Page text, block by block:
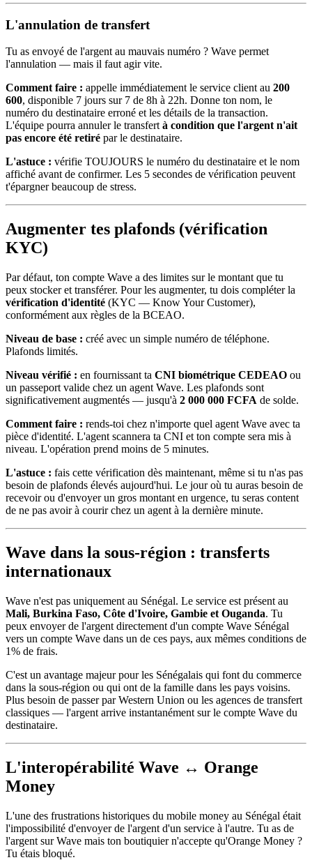
L'annulation de transfert
Tu as envoyé de l'argent au mauvais numéro ? Wave permet
l'annulation — mais il faut agir vite.
Comment faire : appelle immédiatement le service client au 200
600, disponible 7 jours sur 7 de 8h à 22h. Donne ton nom, le
numéro du destinataire erroné et les détails de la transaction.
L'équipe pourra annuler le transfert à condition que l'argent n'ait
pas encore été retiré par le destinataire.
L'astuce : vérifie TOUJOURS le numéro du destinataire et le nom
affiché avant de confirmer. Les 5 secondes de vérification peuvent
t'épargner beaucoup de stress.
Augmenter tes plafonds (vérification
KYC)
Par défaut, ton compte Wave a des limites sur le montant que tu
peux stocker et transférer. Pour les augmenter, tu dois compléter la
vérification d'identité (KYC — Know Your Customer),
conformément aux règles de la BCEAO.
Niveau de base : créé avec un simple numéro de téléphone.
Plafonds limités.
Niveau vérifié : en fournissant ta CNI biométrique CEDEAO ou
un passeport valide chez un agent Wave. Les plafonds sont
significativement augmentés — jusqu'à 2 000 000 FCFA de solde.
Comment faire : rends-toi chez n'importe quel agent Wave avec ta
pièce d'identité. L'agent scannera ta CNI et ton compte sera mis à
niveau. L'opération prend moins de 5 minutes.
L'astuce : fais cette vérification dès maintenant, même si tu n'as pas
besoin de plafonds élevés aujourd'hui. Le jour où tu auras besoin de
recevoir ou d'envoyer un gros montant en urgence, tu seras content
de ne pas avoir à courir chez un agent à la dernière minute.
Wave dans la sous-région : transferts
internationaux
Wave n'est pas uniquement au Sénégal. Le service est présent au
Mali, Burkina Faso, Côte d'Ivoire, Gambie et Ouganda. Tu
peux envoyer de l'argent directement d'un compte Wave Sénégal
vers un compte Wave dans un de ces pays, aux mêmes conditions de
1% de frais.
C'est un avantage majeur pour les Sénégalais qui font du commerce
dans la sous-région ou qui ont de la famille dans les pays voisins.
Plus besoin de passer par Western Union ou les agences de transfert
classiques — l'argent arrive instantanément sur le compte Wave du
destinataire.
L'interopérabilité Wave ↔ Orange
Money
L'une des frustrations historiques du mobile money au Sénégal était
l'impossibilité d'envoyer de l'argent d'un service à l'autre. Tu as de
l'argent sur Wave mais ton boutiquier n'accepte qu'Orange Money ?
Tu étais bloqué.